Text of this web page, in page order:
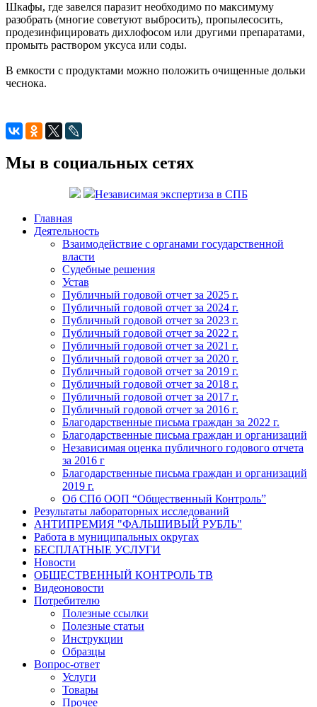
Шкафы, где завелся паразит необходимо по максимуму
разобрать (многие советуют выбросить), пропылесосить,
продезинфицировать дихлофосом или другими препаратами,
промыть раствором уксуса или соды.
В емкости с продуктами можно положить очищенные дольки
чеснока.
Мы в социальных сетях
Независимая экспертиза в СПБ
Главная
Деятельность
Взаимодействие с органами государственной
власти
Судебные решения
Устав
Публичный годовой отчет за 2025 г.
Публичный годовой отчет за 2024 г.
Публичный годовой отчет за 2023 г.
Публичный годовой отчет за 2022 г.
Публичный годовой отчет за 2021 г.
Публичный годовой отчет за 2020 г.
Публичный годовой отчет за 2019 г.
Публичный годовой отчет за 2018 г.
Публичный годовой отчет за 2017 г.
Публичный годовой отчет за 2016 г.
Благодарственные письма граждан за 2022 г.
Благодарственные письма граждан и организаций
Независимая оценка публичного годового отчета
за 2016 г
Благодарственные письма граждан и организаций
2019 г.
Об СПб ООП “Общественный Контроль”
Результаты лабораторных исследований
АНТИПРЕМИЯ "ФАЛЬШИВЫЙ РУБЛЬ"
Работа в муниципальных округах
БЕСПЛАТНЫЕ УСЛУГИ
Новости
ОБЩЕСТВЕННЫЙ КОНТРОЛЬ ТВ
Видеоновости
Потребителю
Полезные ссылки
Полезные статьи
Инструкции
Образцы
Вопрос-ответ
Услуги
Товары
Прочее